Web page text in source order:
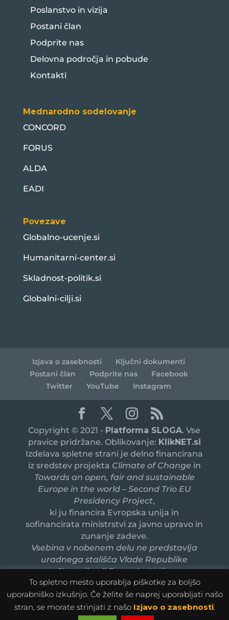
Poslanstvo in vizija
Postani član
Podprite nas
Delovna področja in pobude
Kontakti
Mednarodno sodelovanje
CONCORD
FORUS
ALDA
EADI
Povezave
Globalno-ucenje.si
Humanitarni-center.si
Skladnost-politik.si
Globalni-cilji.si
Izjava o zasebnosti
Ključni dokumenti
Postani član
Podprite nas
Facebook
Twitter
YouTube Instagram
Copyright © 2021 - Platforma SLOGA. Vse
pravice pridržane. Oblikovanje: KlikNET.si
Izdelava spletne strani je delno financirana
iz sredstev projekta Climate of Change in
Towards an open, fair and sustainable
Europe in the world – Second Trio EU
Presidency Project,
ki ju financira Evropska unija in
sofinancirata ministrstvi za javno upravo in
zunanje zadeve.
Vsebina v nobenem delu ne predstavlja
uradnega stališča Vlade Republike
Slovenije ali Evropske Unije.
To spletno mesto uporablja piškotke za boljšo
uporabniško izkušnjo. Če želite še naprej uporabljati našo
stran, se morate strinjati z našo Izjavo o zasebnosti.